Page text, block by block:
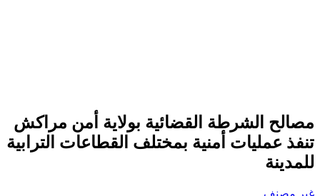
مصالح الشرطة القضائية بولاية أمن مراكش
تنفذ عمليات أمنية بمختلف القطاعات الترابية
للمدينة
غير مصنف